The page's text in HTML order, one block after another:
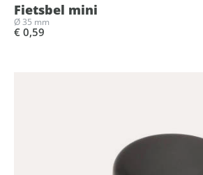
Fietsbel mini
Ø 35 mm
€ 0,59